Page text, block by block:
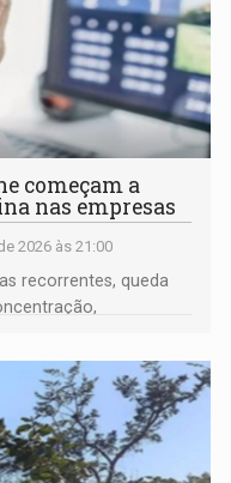
começam a
nas empresas
2026 às 21:00
recorrentes, queda